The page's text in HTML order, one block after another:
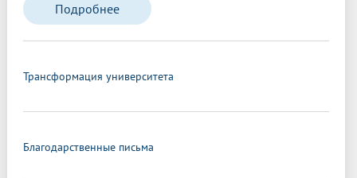
Подробнее
Трансформация университета
Благодарственные письма